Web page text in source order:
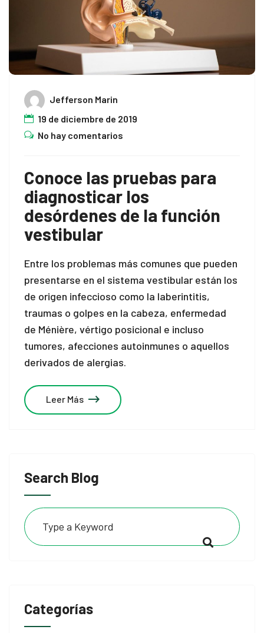
satın al
satın al
panel
panel
panel
panel
panel
panel
panel
panel
panel
panel
panel
panel
panel
panel
Search Blog
Categorías
Jefferson Marin
19 de diciembre de 2019
No hay comentarios
Conoce las pruebas para
diagnosticar los
desórdenes de la función
vestibular
Entre los problemas más comunes que pueden
presentarse en el sistema vestibular están los
de origen infeccioso como la laberintitis,
traumas o golpes en la cabeza, enfermedad
de Ménière, vértigo posicional e incluso
tumores, afecciones autoinmunes o aquellos
derivados de alergias.
Leer Más